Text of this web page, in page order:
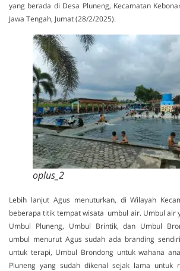
yang berada di Desa Pluneng, Kecamatan
Jawa Tengah, Jumat (28/2/2025).
oplus_2
Lebih lanjut Agus menuturkan, di Wilayah
beberapa titik tempat wisata umbul air. Umbul air
Umbul Pluneng, Umbul Brintik, dan Umbul
umbul menurut Agus sudah ada branding
untuk terapi, Umbul Brondong untuk wahana
Pluneng yang sudah dikenal sejak lama untuk